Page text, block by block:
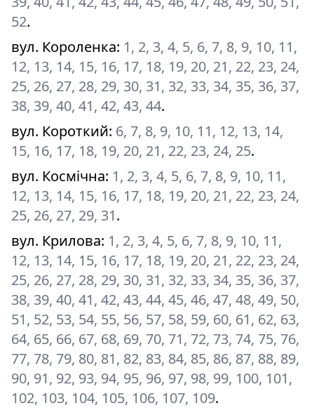
52.
вул. Короленка: 1, 2, 3, 4, 5, 6, 7, 8, 9, 10, 11,
12, 13, 14, 15, 16, 17, 18, 19, 20, 21, 22, 23, 24,
25, 26, 27, 28, 29, 30, 31, 32, 33, 34, 35, 36, 37,
38, 39, 40, 41, 42, 43, 44.
вул. Короткий: 6, 7, 8, 9, 10, 11, 12, 13, 14,
15, 16, 17, 18, 19, 20, 21, 22, 23, 24, 25.
вул. Космічна: 1, 2, 3, 4, 5, 6, 7, 8, 9, 10, 11,
12, 13, 14, 15, 16, 17, 18, 19, 20, 21, 22, 23, 24,
25, 26, 27, 29, 31.
вул. Крилова: 1, 2, 3, 4, 5, 6, 7, 8, 9, 10, 11,
12, 13, 14, 15, 16, 17, 18, 19, 20, 21, 22, 23, 24,
25, 26, 27, 28, 29, 30, 31, 32, 33, 34, 35, 36, 37,
38, 39, 40, 41, 42, 43, 44, 45, 46, 47, 48, 49, 50,
51, 52, 53, 54, 55, 56, 57, 58, 59, 60, 61, 62, 63,
64, 65, 66, 67, 68, 69, 70, 71, 72, 73, 74, 75, 76,
77, 78, 79, 80, 81, 82, 83, 84, 85, 86, 87, 88, 89,
90, 91, 92, 93, 94, 95, 96, 97, 98, 99, 100, 101,
102, 103, 104, 105, 106, 107, 109.